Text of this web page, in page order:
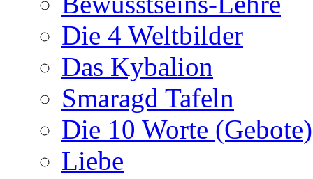
Die 4 Weltbilder
Das Kybalion
Smaragd Tafeln
Die 10 Worte (Gebote)
Liebe